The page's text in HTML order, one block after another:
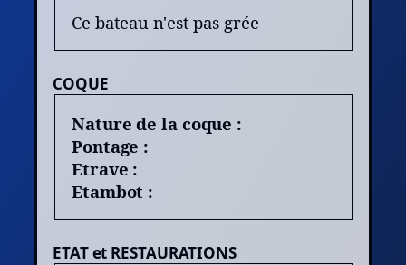
Ce bateau n'est pas grée
COQUE
Nature de la coque :
Pontage :
Etrave :
Etambot :
ETAT et RESTAURATIONS